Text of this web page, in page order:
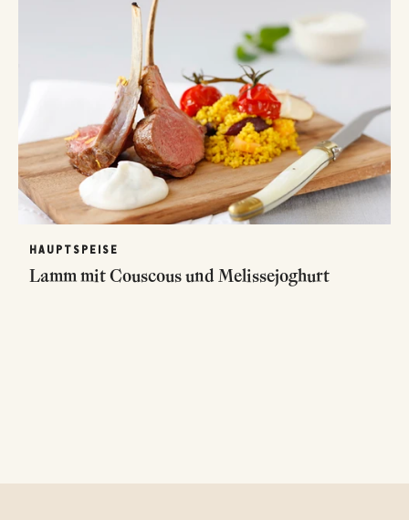
HAUPTSPEISE
Lamm mit Couscous und Melissejoghurt